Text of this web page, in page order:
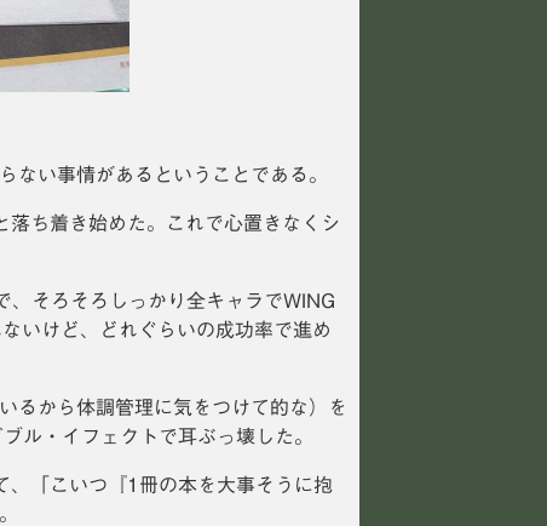
ない事情があるということである。
ち着き始めた。これで心置きなくシ
、そろそろしっかり全キャラでWING
いけど、どれぐらいの成功率で進め
るから体調管理に気をつけて的な）を
ル・イフェクトで耳ぶっ壊した。
、「こいつ『1冊の本を大事そうに抱